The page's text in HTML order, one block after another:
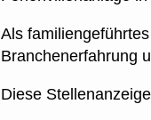
Als
Branchenerfahrung
Diese